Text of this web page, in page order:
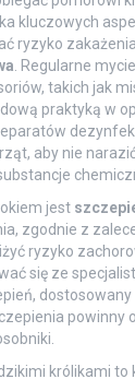
kluczowych
ryzyko
. Regularne
takich jak
praktyką w
aby nie
jest
zgodnie z
ryzyko
się ze
powinny
królikami to